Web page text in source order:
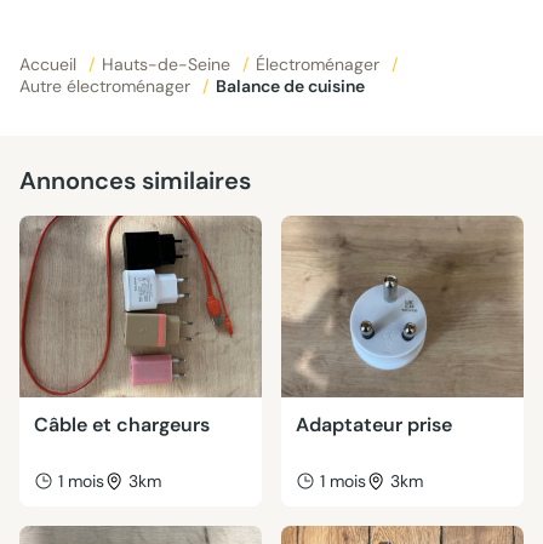
Accueil / Hauts-de-Seine / Électroménager
/
Autre électroménager
/ Balance de cuisine
Annonces similaires
Câble et chargeurs
1 mois 3km
Adaptateur prise
1 mois 3km